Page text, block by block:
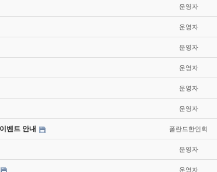
운영자
운영자
운영자
운영자
운영자
운영자
벤트 안내 폴란드한인회
운영자
운영자